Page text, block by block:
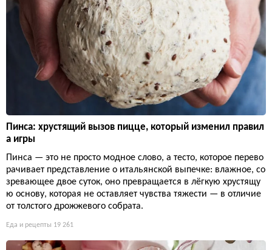
Пинса: хрустящий вызов пицце, который изменил правил
а игры
Пинса — это не просто модное слово, а тесто, которое перево
рачивает представление о итальянской выпечке: влажное, со
зревающее двое суток, оно превращается в лёгкую хрустящу
ю основу, которая не оставляет чувства тяжести — в отличие
от толстого дрожжевого собрата.
Еда и рецепты 19 261